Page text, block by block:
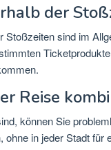
der
Stoßzeiten sind im
Reise
können Sie
ohne in jeder Stadt für